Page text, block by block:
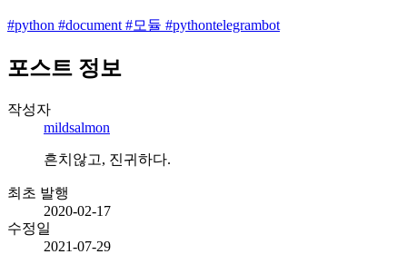
#python #document#모듈 #pythontelegrambot
포스트 정보
작성자
mildsalmon
흔치않고, 진귀하다.
최초 발행
2020-02-17
수정일
2021-07-29